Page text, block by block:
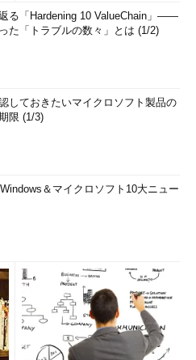
イト文字を整理
にO/R（Object/Relational）マッピ
出力するエラーなど）の表示を抑
）による不正な文字の検
イトリストによる通過の許可）
System）、IPS（Intrusion
による不正な文字の検出・防御
小化による適切なアクセス制御
権から守るために必要個所を適
る「Hardening 10 ValueChain」――
た「トラブルの数々」とは (1/2)
しておきたいマイクロソフト製品の
限 (1/3)
＆マイクロソフト10大ニュー